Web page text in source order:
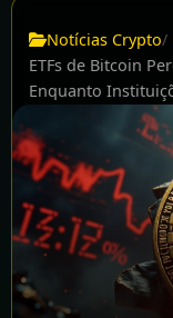
Notícias Crypto/
ETFs de Bitcoin
Enquanto